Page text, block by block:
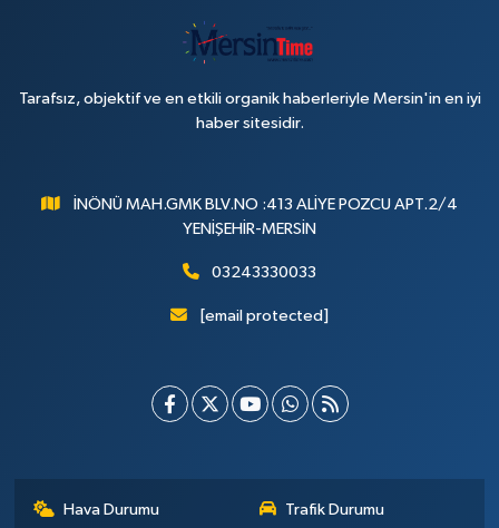
Tarafsız, objektif ve en etkili organik haberleriyle Mersin'in en iyi
haber sitesidir.
İNÖNÜ MAH.GMK BLV.NO :413 ALİYE POZCU APT.2/4
YENİŞEHİR-MERSİN
03243330033
[email protected]
Hava Durumu Trafik Durumu